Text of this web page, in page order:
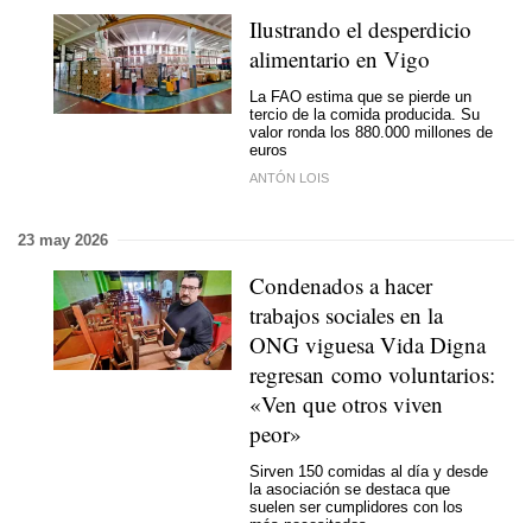
Ilustrando el desperdicio
alimentario en Vigo
La FAO estima que se pierde un
tercio de la comida producida. Su
valor ronda los 880.000 millones de
euros
ANTÓN LOIS
23 may 2026
Condenados a hacer
trabajos sociales en la
ONG viguesa Vida Digna
regresan como voluntarios:
«Ven que otros viven
peor»
Sirven 150 comidas al día y desde
la asociación se destaca que
suelen ser cumplidores con los